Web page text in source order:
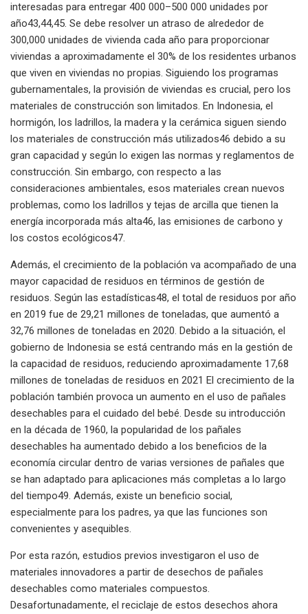
interesadas para entregar 400 000–500 000 unidades por
año43,44,45. Se debe resolver un atraso de alrededor de
300,000 unidades de vivienda cada año para proporcionar
viviendas a aproximadamente el 30% de los residentes urbanos
que viven en viviendas no propias. Siguiendo los programas
gubernamentales, la provisión de viviendas es crucial, pero los
materiales de construcción son limitados. En Indonesia, el
hormigón, los ladrillos, la madera y la cerámica siguen siendo
los materiales de construcción más utilizados46 debido a su
gran capacidad y según lo exigen las normas y reglamentos de
construcción. Sin embargo, con respecto a las
consideraciones ambientales, esos materiales crean nuevos
problemas, como los ladrillos y tejas de arcilla que tienen la
energía incorporada más alta46, las emisiones de carbono y
los costos ecológicos47.
Además, el crecimiento de la población va acompañado de una
mayor capacidad de residuos en términos de gestión de
residuos. Según las estadísticas48, el total de residuos por año
en 2019 fue de 29,21 millones de toneladas, que aumentó a
32,76 millones de toneladas en 2020. Debido a la situación, el
gobierno de Indonesia se está centrando más en la gestión de
la capacidad de residuos, reduciendo aproximadamente 17,68
millones de toneladas de residuos en 2021 El crecimiento de la
población también provoca un aumento en el uso de pañales
desechables para el cuidado del bebé. Desde su introducción
en la década de 1960, la popularidad de los pañales
desechables ha aumentado debido a los beneficios de la
economía circular dentro de varias versiones de pañales que
se han adaptado para aplicaciones más completas a lo largo
del tiempo49. Además, existe un beneficio social,
especialmente para los padres, ya que las funciones son
convenientes y asequibles.
Por esta razón, estudios previos investigaron el uso de
materiales innovadores a partir de desechos de pañales
desechables como materiales compuestos.
Desafortunadamente, el reciclaje de estos desechos ahora